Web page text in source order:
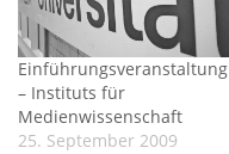
Einführungsveranstaltung
– Instituts für
Medienwissenschaft
25. September 2009